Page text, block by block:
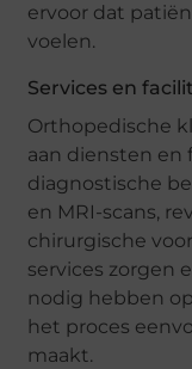
ervoor dat
voelen.
Services en
Orthopedische
aan diensten en
diagnostische
en MRI-scans,
chirurgische
services zorgen
nodig hebben
het proces
maakt.